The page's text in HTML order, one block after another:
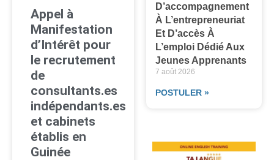
Appel à
Manifestation
d’Intérêt pour
le recrutement
de
consultants.es
indépendants.es
et cabinets
établis en
Guinée
D’accompagnement
À L’entrepreneuriat
Et D’accès À
L’emploi Dédié Aux
Jeunes Apprenants
7 août 2026
POSTULER »